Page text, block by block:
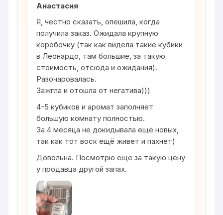
Анастасия
Я, честно сказать, опешила, когда
получила заказ. Ожидала крупную
коробочку (так как видела такие кубики
в Леонардо, там большие, за такую
стоимость, отсюда и ожидания).
Разочаровалась.
Зажгла и отошла от негатива)))
4-5 кубиков и аромат заполняет
большую комнату полностью.
За 4 месяца не докидывала ещё новых,
так как тот воск ещё живет и пахнет)
Довольна. Посмотрю ещё за такую цену
у продавца другой запах.